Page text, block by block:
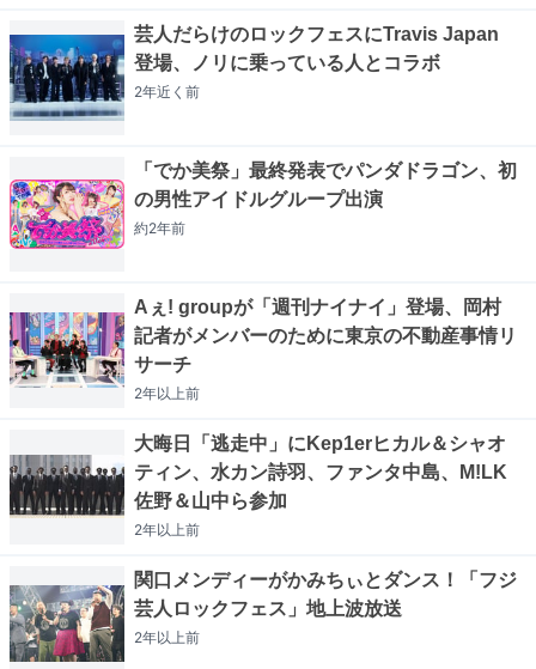
芸人だらけのロックフェスにTravis Japan
登場、ノリに乗っている人とコラボ
2年近く 前
「でか美祭」最終発表でパンダドラゴン、初
の男性アイドルグループ出演
約2年前
Aぇ! groupが「週刊ナイナイ」登場、岡村
記者がメンバーのために東京の不動産事情リ
サーチ
2年以上前
大晦日「逃走中」にKep1erヒカル＆シャオ
ティン、水カン詩羽、ファンタ中島、M!LK
佐野＆山中ら参加
2年以上前
関口メンディーがかみちぃとダンス！「フジ
芸人ロックフェス」地上波放送
2年以上前